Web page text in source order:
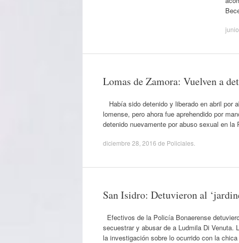
Lomas de Zamora: Vuelven a
Había sido detenido y liberado en abril por
lomense, pero ahora fue aprehendido por
detenido nuevamente por abuso sexual en
diciembre 28, 2016 de Policiales
San Isidro: Detuvieron al
Efectivos de la Policía Bonaerense
secuestrar y abusar de a Ludmila Di Venuta.
la investigación sobre lo ocurrido con la